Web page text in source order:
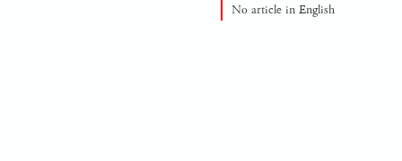
No article in English